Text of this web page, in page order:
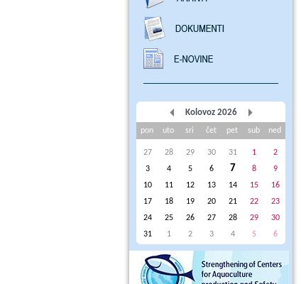
Kolovoz 2026
pon uto sri čet pet sub ned
27 28 29 30 31 1
2
3
4 5 6 7 8
9
10
11 12 13 14 15
16
17
18 19 20 21 22
23
24
25 26 27 28 29
30
31
1 2 3 4 5 6